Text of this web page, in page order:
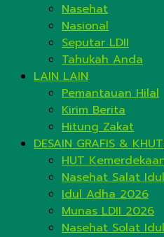
Nasehat
Nasional
Seputar LDII
Tahukah Anda
LAIN LAIN
Pemantauan Hilal
Kirim Berita
Hitung Zakat
DESAIN GRAFIS &
HUT
Nasehat Salat
Idul Adha 2026
Munas LDII 2026
Nasehat Solat